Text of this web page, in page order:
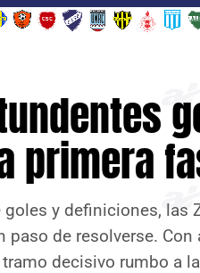
primera
y definiciones, las
paso de resolverse.
decisivo rumbo a